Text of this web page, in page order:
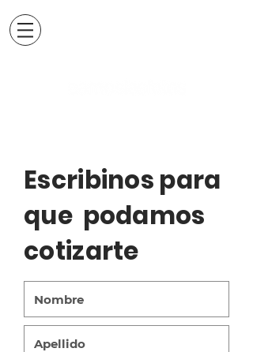
Escribinos para
que podamos
cotizarte